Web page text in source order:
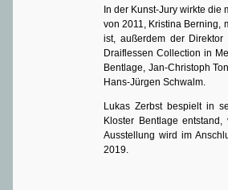
In der Kunst-Jury wirkte
von 2011, Kristina Berning,
ist, außerdem der
Draiflessen Collection in
Bentlage, Jan-Christoph
Hans-Jürgen Schwalm.
Lukas Zerbst bespielt in
Kloster Bentlage
Ausstellung wird im
2019.